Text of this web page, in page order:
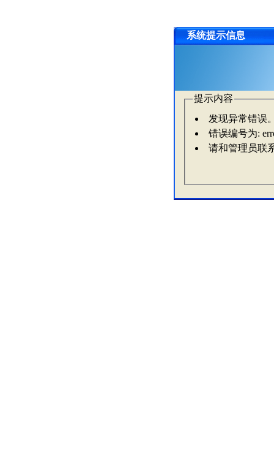
系统提示信息
提示内容
发现异常错误
错误编号为:
请和管理员联